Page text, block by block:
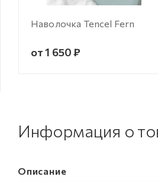
Наволочка Tencel Fern
от 1 650 ₽
Информация о
Описание